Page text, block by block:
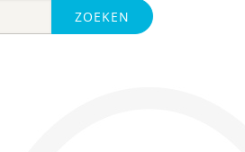
ZOEKEN